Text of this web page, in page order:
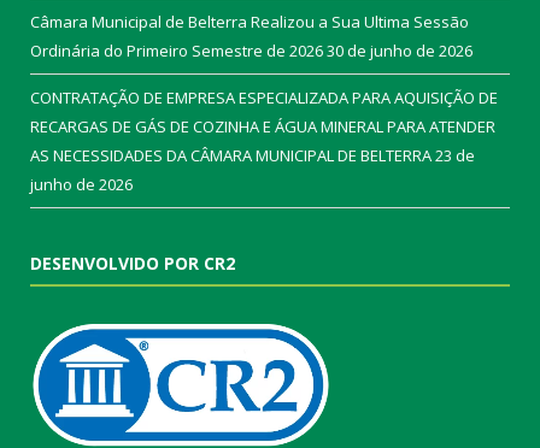
Câmara Municipal de Belterra Realizou a Sua Ultima Sessão
Ordinária do Primeiro Semestre de 202630 de junho de 2026
CONTRATAÇÃO DE EMPRESA ESPECIALIZADA PARA AQUISIÇÃO DE
RECARGAS DE GÁS DE COZINHA E ÁGUA MINERAL PARA ATENDER
AS NECESSIDADES DA CÂMARA MUNICIPAL DE BELTERRA23 de
junho de 2026
DESENVOLVIDO POR CR2